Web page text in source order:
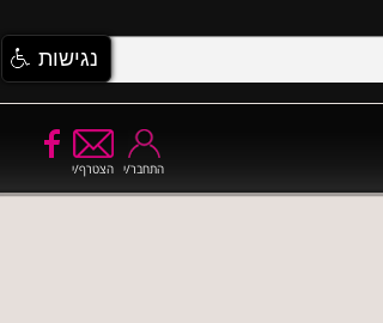
הצטרף/י התחבר/י
נגישות